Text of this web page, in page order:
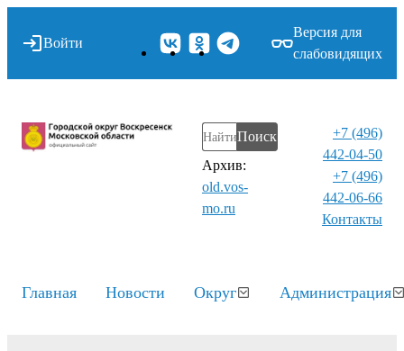
Войти
Версия для
слабовидящих
Поиск
Архив:
old.vos-
mo.ru
+7 (496)
442-04-50
+7 (496)
442-06-66
Контакты⁠
Главная Новости Округ Администрация